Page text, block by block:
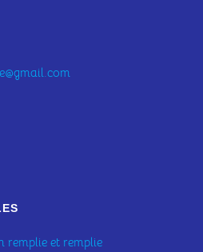
remplie et remplie